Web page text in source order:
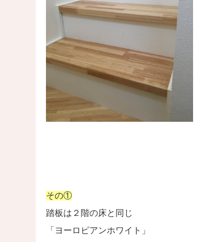
その①
踏板は２階の床と同じ
「ヨーロピアンホワイト」